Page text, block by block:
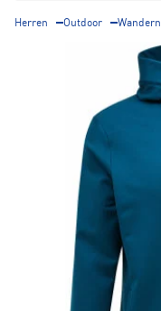
Herren Outdoor Wandern